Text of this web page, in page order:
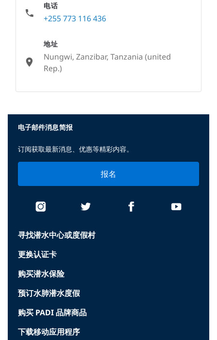
电话
+255 773 116 436
地址
Nungwi, Zanzibar, Tanzania (united
Rep.)
寻找潜水中心或度假村
更换认证卡
购买潜水保险
预订水肺潜水度假
购买 PADI 品牌商品
下载移动应用程序
电子邮件消息简报
订阅获取最新消息、优惠等精彩内容。
报名